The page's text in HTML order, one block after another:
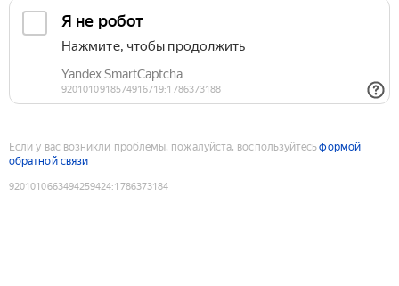
Если у вас возникли проблемы, пожалуйста, воспользуйтесьформой
обратной связи
9201010663494259424:1786373184